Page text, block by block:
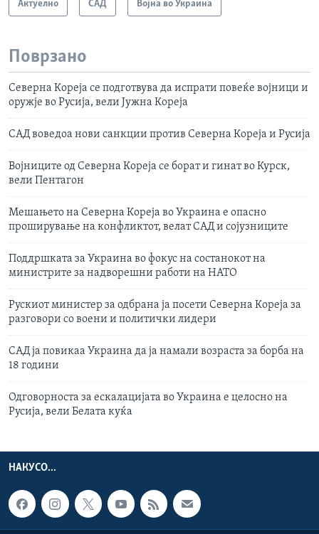
Актуелно САД Војна во Украина
Поврзано
Северна Кореја се подготвува да испрати повеќе војници и
оружје во Русија, вели Јужна Кореја
САД воведоа нови санкции против Северна Кореја и Русија
Војниците од Северна Кореја се борат и гинат во Курск,
вели Пентагон
Мешањето на Северна Кореја во Украина е опасно
проширување на конфликтот, велат САД и сојузниците
Поддршката за Украина во фокус на состанокот на
министрите за надворешни работи на НАТО
Рускиот министер за одбрана ја посети Северна Кореја за
разговори со воени и политички лидери
САД ја повикаа Украина да ја намали возраста за борба на
18 години
Одговорноста за ескалацијата во Украина е целосно на
Русија, вели Белата куќа
НАКУСО...